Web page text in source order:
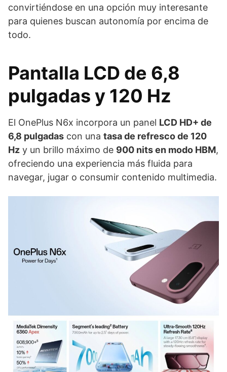
convirtiéndose en una opción muy interesante
para quienes buscan autonomía por encima de
todo.
Pantalla LCD de 6,8
pulgadas y 120 Hz
El OnePlus N6x incorpora un panel LCD HD+ de
6,8 pulgadas con una tasa de refresco de 120
Hz y un brillo máximo de 900 nits en modo HBM,
ofreciendo una experiencia más fluida para
navegar, jugar o consumir contenido multimedia.